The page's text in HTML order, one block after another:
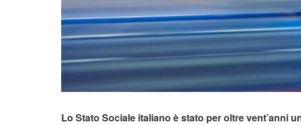
Lo Stato Sociale italiano è stato per oltre vent’anni